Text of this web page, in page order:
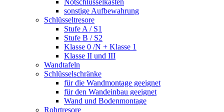
Notschlüsselkästen
sonstige Aufbewahrung
Schlüsseltresore
Stufe A / S1
Stufe B / S2
Klasse 0 /N + Klasse 1
Klasse II und III
Wandtafeln
Schlüsselschränke
für die Wandmontage geeignet
für den Wandeinbau geeignet
Wand und Bodenmontage
Rohrtresore